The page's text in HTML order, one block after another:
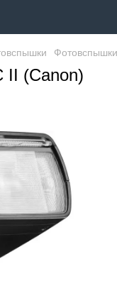
II (Canon)